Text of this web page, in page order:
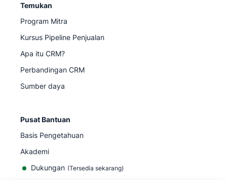
Temukan
Program Mitra
Kursus Pipeline Penjualan
Apa itu CRM?
Perbandingan CRM
Sumber daya
Pusat Bantuan
Basis Pengetahuan
Akademi
Dukungan (Tersedia sekarang)